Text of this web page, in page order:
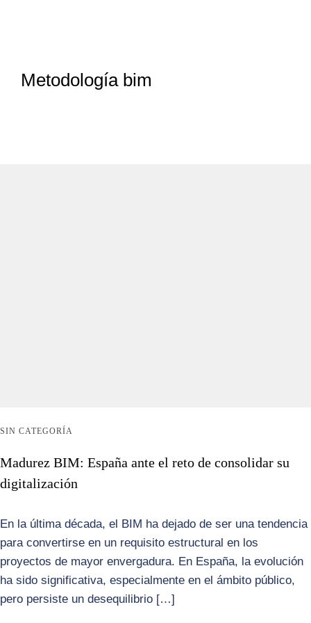
Metodología bim
SIN CATEGORÍA
Madurez BIM: España ante el reto de consolidar su
digitalización
En la última década, el BIM ha dejado de ser una tendencia
para convertirse en un requisito estructural en los
proyectos de mayor envergadura. En España, la evolución
ha sido significativa, especialmente en el ámbito público,
pero persiste un desequilibrio […]